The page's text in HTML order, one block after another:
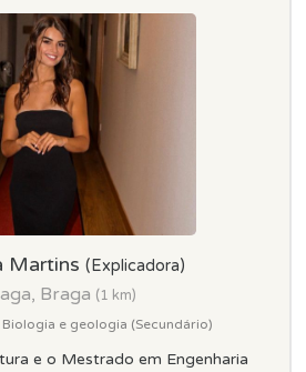
Martins (Explicadora)
Braga (1 km)
e geologia (Secundário)
e o Mestrado em Engenharia